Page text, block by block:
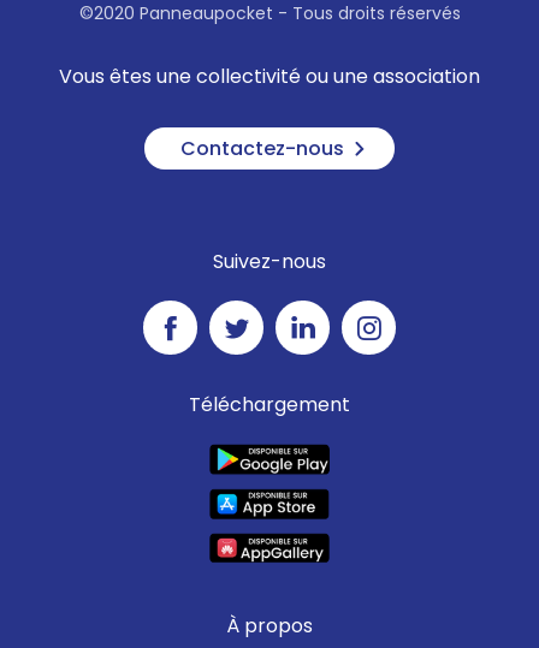
©2020 Panneaupocket - Tous droits réservés
Vous êtes une collectivité ou une association
Contactez-nous
Suivez-nous
Téléchargement
À propos